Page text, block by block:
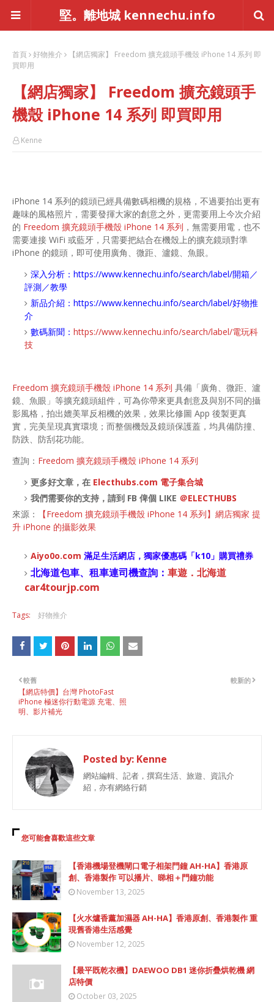
堅。離地城 kennechu.info
首頁 好物推介
【網店獨家】 Freedom 擴充鏡頭手機殼 iPhone 14 系列 即
買即用
【網店獨家】 Freedom 擴充鏡頭手
機殼 iPhone 14 系列 即買即用
Kenne
iPhone 14 系列的鏡頭已經具備數碼相機的規格，不過要拍出更有
趣味的風格照片，需要發揮大家的創意之外，更需要用上今次介紹
的 Freedom 擴充鏡頭手機殼 iPhone 14 系列 ，無需要用電，也不
需要連接 WiFi 或藍牙，只需要把結合在機殼上的擴充鏡頭對準
iPhone 的鏡頭，即可使用廣角、微距、瀘鏡、魚眼。
深入分析： https://www.kennechu.info/search/label/開箱／
評測／教學
新品介紹： https://www.kennechu.info/search/label/好物推
介
數碼新聞： https://www.kennechu.info/search/label/電玩科
技
Freedom 擴充鏡頭手機殼 iPhone 14 系列 具備「廣角、微距、瀘
鏡、魚眼」等擴充鏡頭組件，可為你帶來更具創意及與別不同的攝
影風格，拍出媲美單反相機的效果，效果比修圖 App 後製更真
實，完美呈現真實環境；而整個機殼及鏡頭保護蓋，均具備防撞、
防跌、防刮花功能。
查詢： Freedom 擴充鏡頭手機殼 iPhone 14 系列
更多好文章，在 Electhubs.com 電子集合城
我們需要你的支持，請到 FB 俾個 LIKE ＠ELECTHUBS
來源：
【Freedom 擴充鏡頭手機殼 iPhone 14 系列】網店獨家 提
升 iPhone 的攝影效果
Aiyo0o.com 滿足生活網店， 獨家優惠碼「k10 」購買禮券
北海道包車、租車連司機查詢： 車遊．北海道
car4tourjp.com
Tags: 好物推介
較新的
較舊
【網店特價】台灣 PhotoFast
iPhone 極迷你行動電源 充電、照
明、影片補光
Posted by: Kenne
網站編輯、記者，撰寫生活、旅遊、資訊介
紹，亦有網絡行銷
您可能會喜歡這些文章
【香港機場登機閘口電子相架門鐘 AH-HA】香港原
創、香港製作 可以播片、睇相＋門鐘功能
November 13, 2025
【火水爐香薰加濕器 AH-HA】香港原創、香港製作 重
現舊香港生活感覺
November 12, 2025
【最平既乾衣機】DAEWOO DB1 迷你折疊烘乾機 網
店特價
October 03, 2025